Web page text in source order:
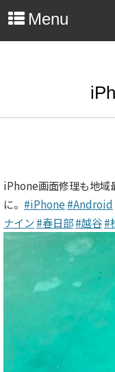
Menu
iPhone画面修理も地域
に。 #iPhone #Android
ナイン #春日部#越谷#